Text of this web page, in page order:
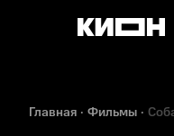
Главная Фильмы